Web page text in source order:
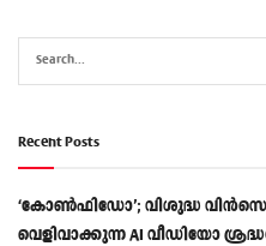
Recent Posts
‘കോൺഫിഡോ’; വിശുദ്ധ
വെളിവാക്കുന്ന AI വീഡിയോ